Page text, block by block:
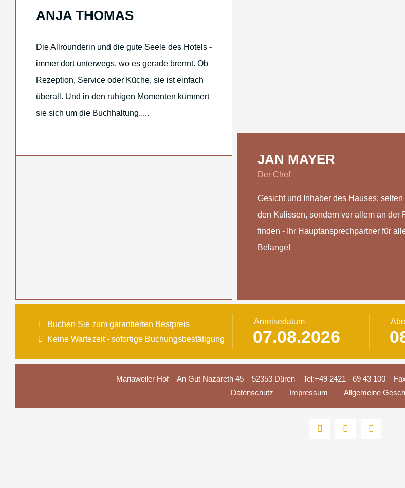
ANJA THOMAS
Die Allrounderin und die gute Seele des Hotels -
immer dort unterwegs, wo es gerade brennt. Ob
Rezeption, Service oder Küche, sie ist einfach
überall. Und in den ruhigen Momenten kümmert
sie sich um die Buchhaltung.....
JAN MAYER
Der Chef
Gesicht und Inhaber des Hauses: selten
den Kulissen, sondern vor allem an der
finden - Ihr Hauptansprechpartner für
Belange!
Buchen Sie zum garantierten Bestpreis
Keine Wartezeit - sofortige Buchungsbestätigung
Anreisedatum
Mariaweiler Hof An Gut Nazareth 45 52353 Düren Tel:+49 2421 - 69 43 100
Datenschutz
Impressum Allgemeine